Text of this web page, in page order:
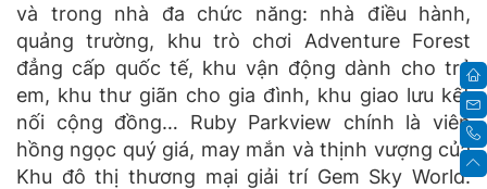
và trong nhà đa chức năng: nhà điều hành,
quảng trường, khu trò chơi Adventure Forest
đẳng cấp quốc tế, khu vận động dành cho trẻ
em, khu thư giãn cho gia đình, khu giao lưu kết
nối cộng đồng… Ruby Parkview chính là viên
hồng ngọc quý giá, may mắn và thịnh vượng của
Khu đô thị thương mại giải trí Gem Sky World.